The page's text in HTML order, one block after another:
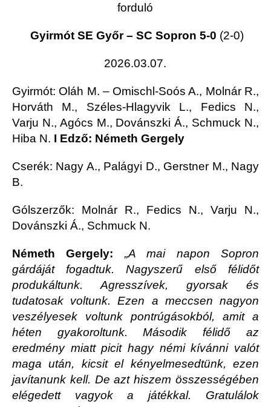
forduló
Gyirmót SE Győr – SC Sopron 5-0 (2-0)
2026.03.07.
Gyirmót: Oláh M. – Omischl-Soós A., Molnár R.,
Horváth M., Széles-Hlagyvik L., Fedics N.,
Varju N., Agócs M., Dovánszki Á., Schmuck N.,
Hiba N. I Edző: Németh Gergely
Cserék: Nagy A., Palágyi D., Gerstner M., Nagy
B.
Gólszerzők: Molnár R., Fedics N., Varju N.,
Dovánszki Á., Schmuck N.
Németh Gergely: „A mai napon Sopron
gárdáját fogadtuk. Nagyszerű első félidőt
produkáltunk. Agresszívek, gyorsak és
tudatosak voltunk. Ezen a meccsen nagyon
veszélyesek voltunk pontrúgásokból, amit a
héten gyakoroltunk. Második félidő az
eredmény miatt picit hagy némi kívánni valót
maga után, kicsit el kényelmesedtünk, ezen
javítanunk kell. De azt hiszem összességében
elégedett vagyok a játékkal. Gratulálok